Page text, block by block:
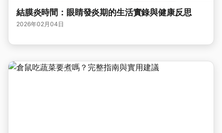
結膜炎時間：眼睛發炎期的生活實錄與健康反思
2026年02月04日